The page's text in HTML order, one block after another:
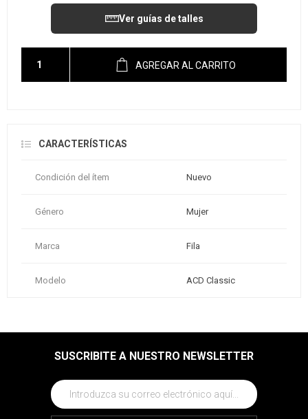
Ver guías de talles
AGREGAR AL CARRITO
CARACTERÍSTICAS
Condición del ítem Nuevo
Género Mujer
Marca Fila
Modelo ACD Classic
SUSCRIBITE A NUESTRO NEWSLETTER